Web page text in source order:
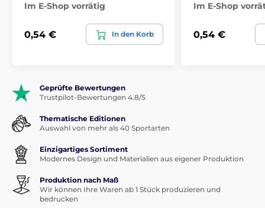
Im E-Shop vorrätig
0,54 € In den Korb
Im E-Shop
0,54 €
Geprüfte Bewertungen
Trustpilot-Bewertungen 4.8/5
Thematische Editionen
Auswahl von mehr als 40 Sportarten
Einzigartiges Sortiment
Modernes Design und Materialien aus eigener Produktion
Produktion nach Maß
Wir können Ihre Waren ab 1 Stück produzieren und
bedrucken